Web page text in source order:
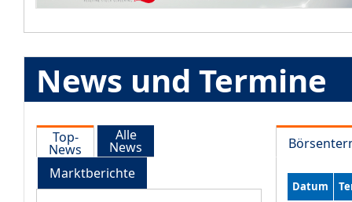
News und Termine
Top-
News
Alle
News
Marktberichte
Datum